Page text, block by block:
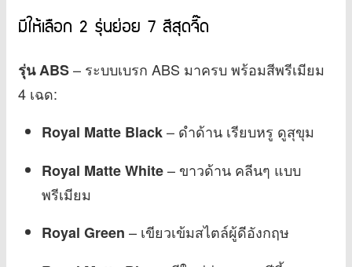
มีให้เลือก 2 รุ่นย่อย 7 สีสุดจี๊ด
รุ่น ABS– ระบบเบรก ABS มาครบ พร้อมสีพรีเมียม
4 เฉด:
Royal Matte Black– ดำด้าน เรียบหรู ดูสุขุม
Royal Matte White– ขาวด้าน คลีนๆ แบบ
พรีเมียม
Royal Green – เขียวเข้มสไตล์ผู้ดีอังกฤษ